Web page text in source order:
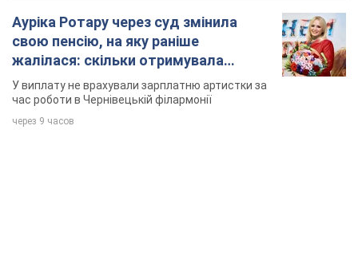
Ауріка Ротару через суд змінила
свою пенсію, на яку раніше
жалілася: скільки отримувала
співачка
У виплату не врахували зарплатню артистки за
час роботи в Чернівецькій філармонії
через 9 часов